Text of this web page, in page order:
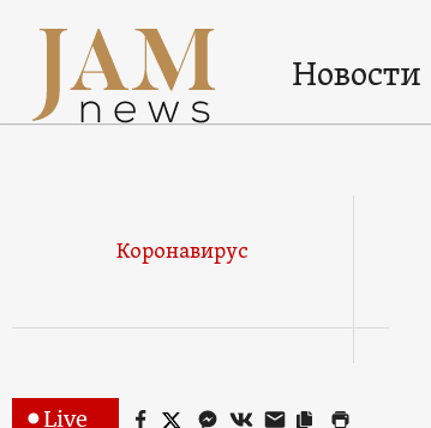
Новости
Коронавирус
Live